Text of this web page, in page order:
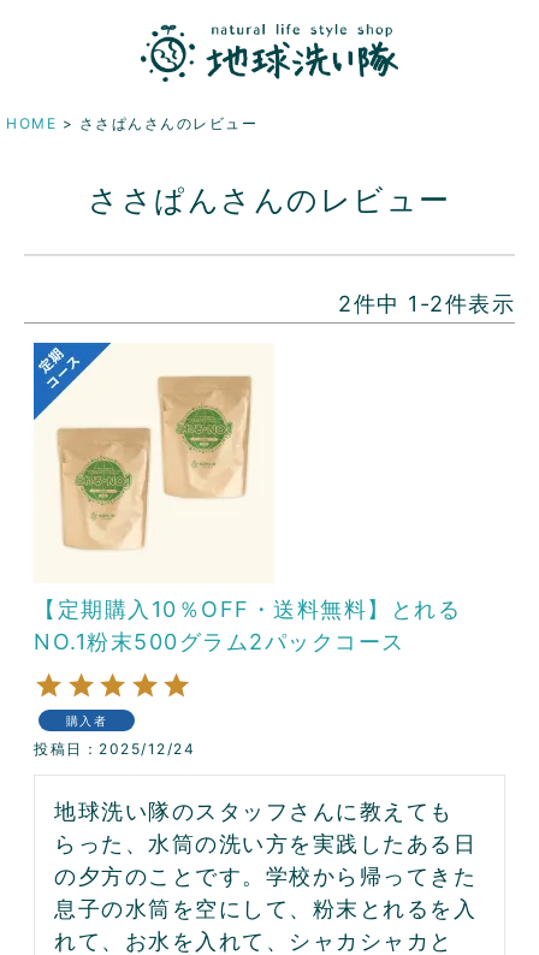
HOME ささぱんさんのレビュー
ささぱんさんのレビュー
2件中 1 -2件表示
【定期購入10％OFF・送料無料】とれる
NO.1粉末500グラム2パックコース
購入者
投稿日 2025/12/24
地球洗い隊のスタッフさんに教えても
らった、水筒の洗い方を実践したある日
の夕方のことです。学校から帰ってきた
息子の水筒を空にして、粉末とれるを入
れて、お水を入れて、シャカシャカと